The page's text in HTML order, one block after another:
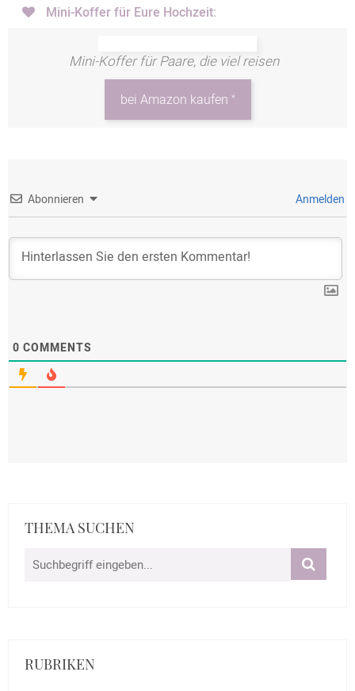
Mini-Koffer für Eure Hochzeit:
Mini-Koffer für Paare, die viel reisen
bei Amazon kaufen *
Abonnieren Anmelden
0 COMMENTS
THEMA SUCHEN
RUBRIKEN